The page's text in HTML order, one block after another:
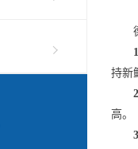
持新
高。